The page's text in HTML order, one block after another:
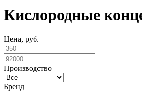
Кислородные
Цена, руб.
Производство
Бренд